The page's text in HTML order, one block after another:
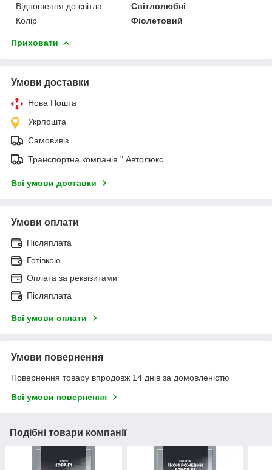
Відношення до світла
Світлолюбні
Колір
Фіолетовий
Приховати
Умови доставки
Нова Пошта
Укрпошта
Самовивіз
Транспортна компанія " Автолюкс
Всі умови доставки
Умови оплати
Післяплата
Готівкою
Оплата за реквізитами
Післяплата
Всі умови оплати
Умови повернення
Повернення товару впродовж 14 днів за домовленістю
Всі умови повернення
Подібні товари компанії